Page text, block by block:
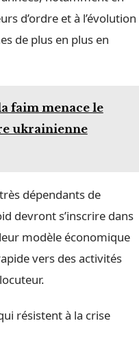
d’ordre et à l’évolution
de plus en plus en
faim menace le
ukrainienne
dépendants de
devront s’inscrire dans
modèle économique
vers des activités
résistent à la crise